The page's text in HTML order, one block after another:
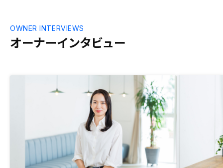
オーナーインタビュー
OWNER INTERVIEWS